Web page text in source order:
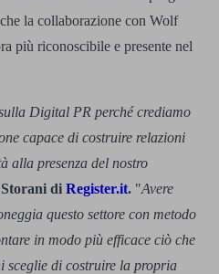
la collaborazione con Wolf
più riconoscibile e presente nel
Digital PR perché crediamo
capace di costruire relazioni
alla presenza del nostro
di Register.it. "Avere
questo settore con metodo
in modo più efficace ciò che
sceglie di costruire la propria